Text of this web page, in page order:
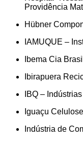
Providência
Hübner
IAMUQUE –
Ibema Cia
Ibirapuera
IBQ –
Iguaçu
Indústria de